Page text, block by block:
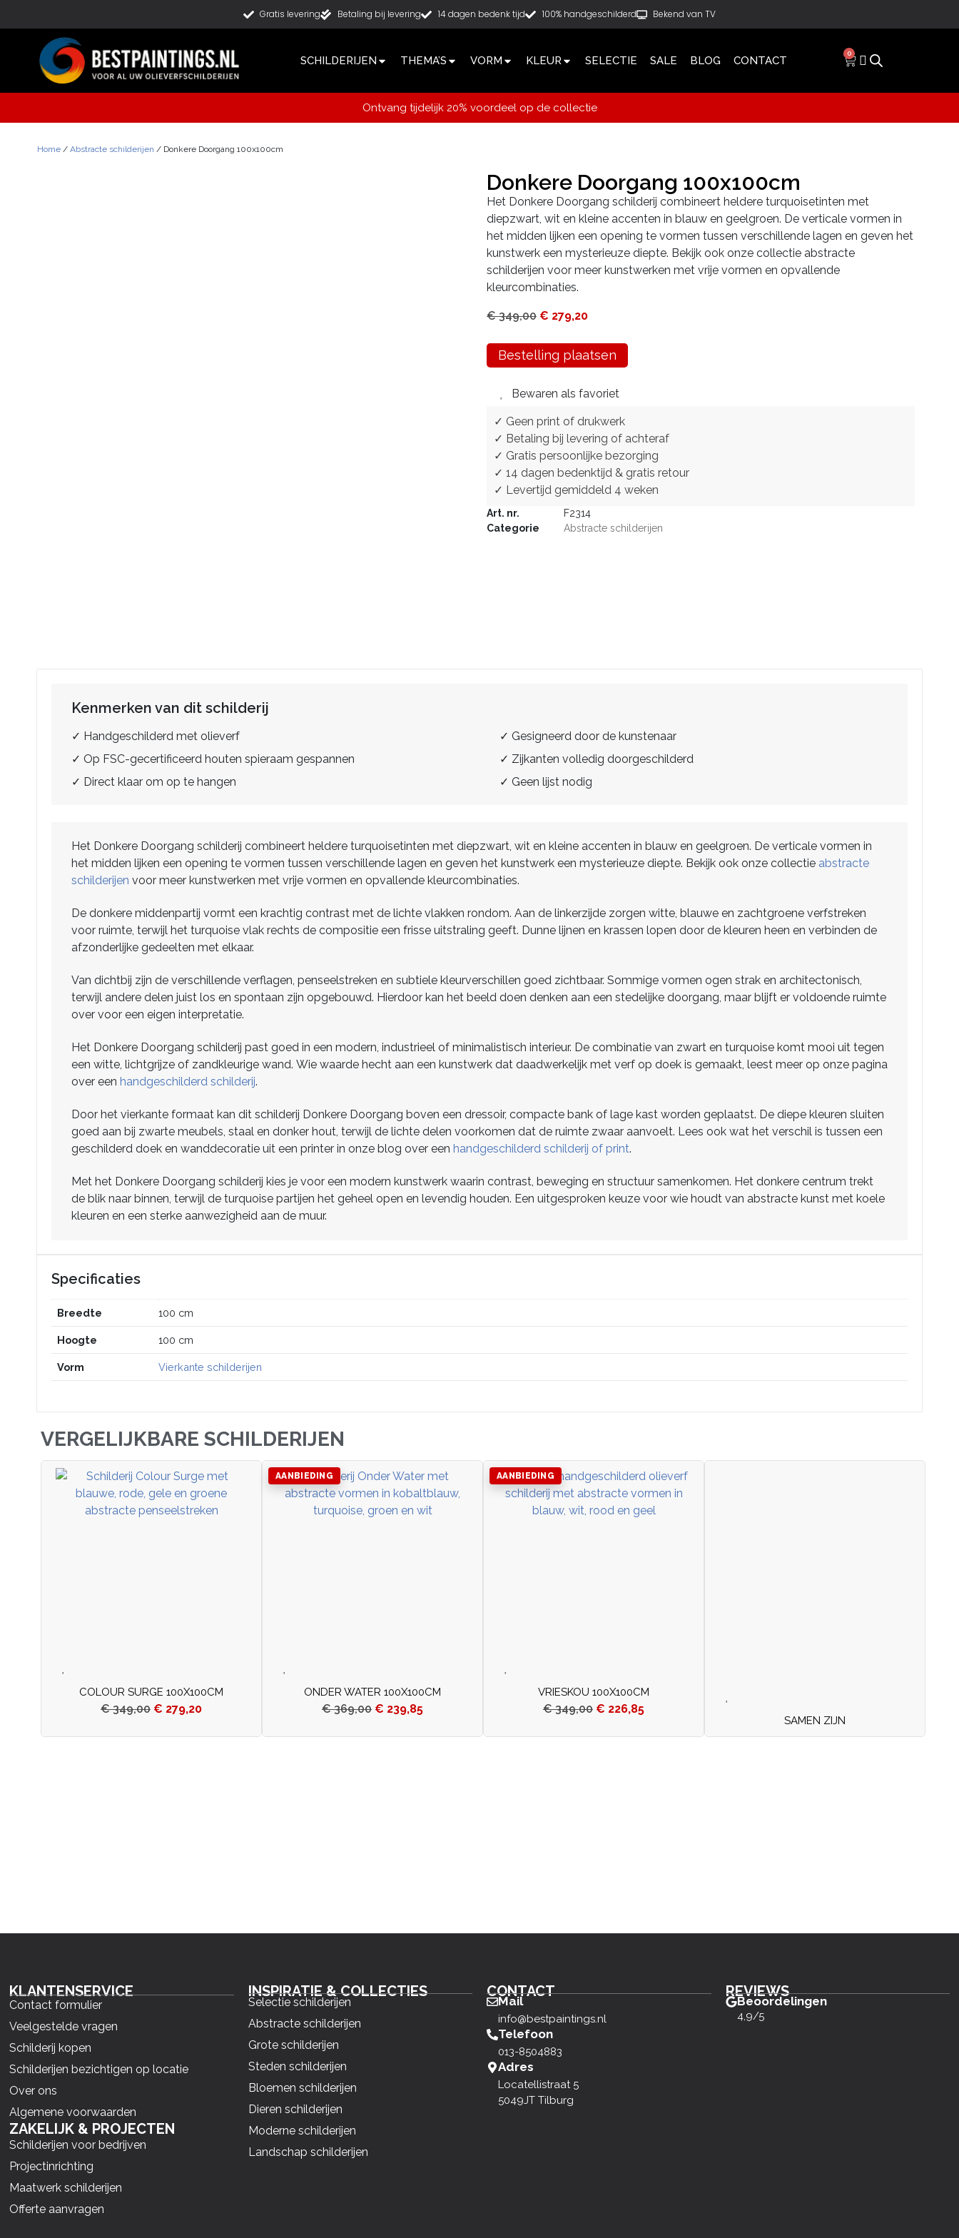
Gratis levering Betaling bij levering 14 dagen bedenk tijd 100% handgeschilderd Bekend van TV
SCHILDERIJEN THEMA’S VORM KLEUR SELECTIE SALE BLOG CONTACT
0
Ontvang tijdelijk 20% voordeel op de collectie
Home / Abstracte schilderijen / Donkere Doorgang 100x100cm
Donkere Doorgang 100x100cm
Het Donkere Doorgang schilderij combineert heldere turquoisetinten met
diepzwart, wit en kleine accenten in blauw en geelgroen. De verticale vormen in
het midden lijken een opening te vormen tussen verschillende lagen en geven het
kunstwerk een mysterieuze diepte. Bekijk ook onze collectie abstracte
schilderijen voor meer kunstwerken met vrije vormen en opvallende
kleurcombinaties.
€349,00 € 279,20
Bestelling plaatsen
Bewaren als favoriet
✓ Geen print of drukwerk
✓ Betaling bij levering of achteraf
✓ Gratis persoonlijke bezorging
✓ 14 dagen bedenktijd & gratis retour
✓ Levertijd gemiddeld 4 weken
Art. nr.
F2314
Categorie
Abstracte schilderijen
Kenmerken van dit schilderij
✓ Handgeschilderd met olieverf
✓ Gesigneerd door de kunstenaar
✓ Op FSC-gecertificeerd houten spieraam gespannen
✓ Zijkanten volledig doorgeschilderd
✓ Direct klaar om op te hangen
✓ Geen lijst nodig
Het Donkere Doorgang schilderij combineert heldere turquoisetinten met diepzwart, wit en kleine accenten in blauw en geelgroen. De verticale vormen in
het midden lijken een opening te vormen tussen verschillende lagen en geven het kunstwerk een mysterieuze diepte. Bekijk ook onze collectie abstracte
schilderijen voor meer kunstwerken met vrije vormen en opvallende kleurcombinaties.
De donkere middenpartij vormt een krachtig contrast met de lichte vlakken rondom. Aan de linkerzijde zorgen witte, blauwe en zachtgroene verfstreken
voor ruimte, terwijl het turquoise vlak rechts de compositie een frisse uitstraling geeft. Dunne lijnen en krassen lopen door de kleuren heen en verbinden de
afzonderlijke gedeelten met elkaar.
Van dichtbij zijn de verschillende verflagen, penseelstreken en subtiele kleurverschillen goed zichtbaar. Sommige vormen ogen strak en architectonisch,
terwijl andere delen juist los en spontaan zijn opgebouwd. Hierdoor kan het beeld doen denken aan een stedelijke doorgang, maar blijft er voldoende ruimte
over voor een eigen interpretatie.
Het Donkere Doorgang schilderij past goed in een modern, industrieel of minimalistisch interieur. De combinatie van zwart en turquoise komt mooi uit tegen
een witte, lichtgrijze of zandkleurige wand. Wie waarde hecht aan een kunstwerk dat daadwerkelijk met verf op doek is gemaakt, leest meer op onze pagina
over een handgeschilderd schilderij.
Door het vierkante formaat kan dit schilderij Donkere Doorgang boven een dressoir, compacte bank of lage kast worden geplaatst. De diepe kleuren sluiten
goed aan bij zwarte meubels, staal en donker hout, terwijl de lichte delen voorkomen dat de ruimte zwaar aanvoelt. Lees ook wat het verschil is tussen een
geschilderd doek en wanddecoratie uit een printer in onze blog over een handgeschilderd schilderij of print.
Met het Donkere Doorgang schilderij kies je voor een modern kunstwerk waarin contrast, beweging en structuur samenkomen. Het donkere centrum trekt
de blik naar binnen, terwijl de turquoise partijen het geheel open en levendig houden. Een uitgesproken keuze voor wie houdt van abstracte kunst met koele
kleuren en een sterke aanwezigheid aan de muur.
Specificaties
Breedte 100 cm
Hoogte 100 cm
Vorm Vierkante schilderijen
VERGELIJKBARE SCHILDERIJEN
COLOUR SURGE 100X100CM
€349,00 € 279,20
AANBIEDING
ONDER WATER 100X100CM
€369,00 € 239,85
AANBIEDING
VRIESKOU 100X100CM
€349,00 € 226,85
SAMEN ZIJN
KLANTENSERVICE
Contact formulier
Veelgestelde vragen
Schilderij kopen
Schilderijen bezichtigen op locatie
Over ons
Algemene voorwaarden
ZAKELIJK & PROJECTEN
Schilderijen voor bedrijven
Projectinrichting
Maatwerk schilderijen
Offerte aanvragen
INSPIRATIE & COLLECTIES
Selectie schilderijen
Abstracte schilderijen
Grote schilderijen
Steden schilderijen
Bloemen schilderijen
Dieren schilderijen
Moderne schilderijen
Landschap schilderijen
CONTACT
Mail
info@bestpaintings.nl
Telefoon
013-8504883
Adres
Locatellistraat 5
5049JT Tilburg
REVIEWS
Beoordelingen
4,9/5